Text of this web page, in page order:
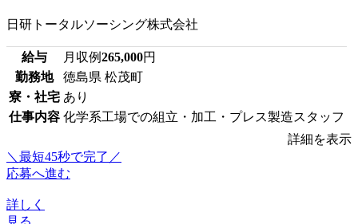
日研トータルソーシング株式会社
給与 月収例265,000円
勤務地
徳島県 松茂町
寮・社宅 あり
仕事内容 化学系工場での組立・加工・プレス製造スタッフ
詳細を表示
＼最短45秒で完了／
応募へ進む
詳しく
見る